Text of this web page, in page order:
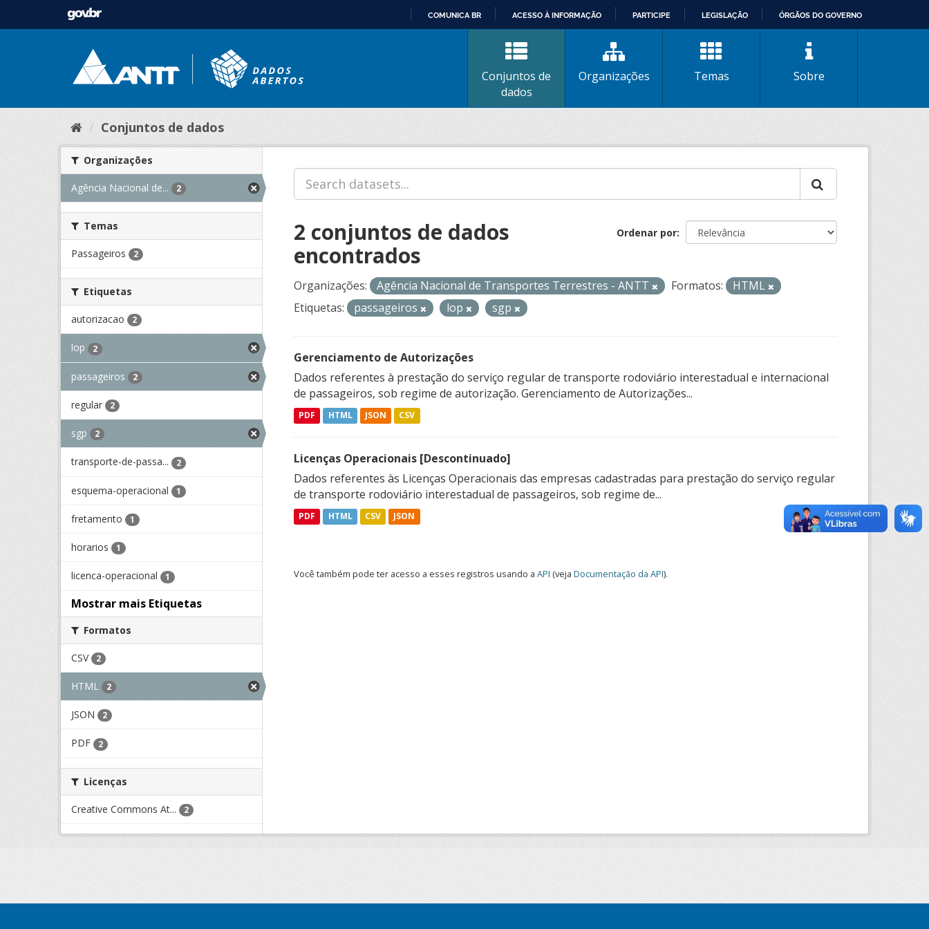
CONTEÚDO
COMUNICA BR ACESSO À INFORMAÇÃO PARTICIPE LEGISLAÇÃO ÓRGÃOS DO GOVERNO
Conjuntos de
dados
Organizações Temas Sobre
Conjuntos de dados
Organizações
Agência Nacional de... 2
Temas
Passageiros 2
Etiquetas
autorizacao 2
lop 2
passageiros 2
regular 2
sgp 2
transporte-de-passa... 2
esquema-operacional 1
fretamento 1
horarios 1
licenca-operacional 1
Mostrar mais Etiquetas
Formatos
CSV 2
HTML 2
JSON 2
PDF 2
Licenças
Creative Commons At... 2
Ordenar por
2 conjuntos de dados
encontrados
Organizações: Agência Nacional de Transportes Terrestres - ANTT Formatos:
HTML
Etiquetas:
passageiros lop sgp
Gerenciamento de Autorizações
Dados referentes à prestação do serviço regular de transporte rodoviário interestadual e internacional
de passageiros, sob regime de autorização. Gerenciamento de Autorizações...
PDF HTML JSON CSV
Licenças Operacionais [Descontinuado]
Dados referentes às Licenças Operacionais das empresas cadastradas para prestação do serviço regular
de transporte rodoviário interestadual de passageiros, sob regime de...
PDF HTML CSV JSON
Você também pode ter acesso a esses registros usando a API (veja Documentação da API).